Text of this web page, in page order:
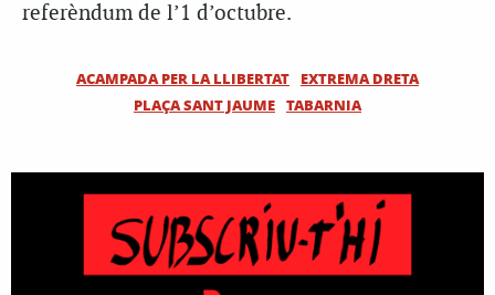
referèndum de l’1 d’octubre.
ACAMPADA PER LA LLIBERTAT
EXTREMA DRETA
PLAÇA SANT JAUME TABARNIA